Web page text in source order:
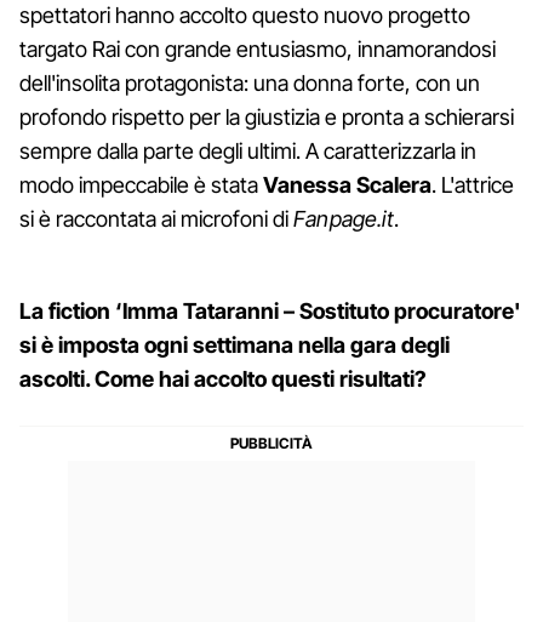
spettatori hanno accolto questo nuovo progetto
targato Rai con grande entusiasmo, innamorandosi
dell'insolita protagonista: una donna forte, con un
profondo rispetto per la giustizia e pronta a schierarsi
sempre dalla parte degli ultimi. A caratterizzarla in
modo impeccabile è stataVanessa Scalera. L'attrice
si è raccontata ai microfoni diFanpage.it.
La fiction ‘Imma Tataranni – Sostituto procuratore'
si è imposta ogni settimana nella gara degli
ascolti. Come hai accolto questi risultati?